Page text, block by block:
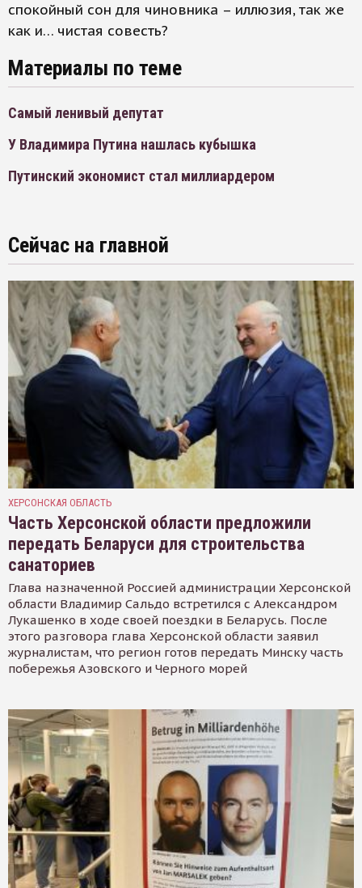
спокойный сон для чиновника – иллюзия, так же
как и… чистая совесть?
Материалы по теме
Самый ленивый депутат
У Владимира Путина нашлась кубышка
Путинский экономист стал миллиардером
Сейчас на главной
ХЕРСОНСКАЯ ОБЛАСТЬ
Часть Херсонской области предложили
передать Беларуси для строительства
санаториев
Глава назначенной Россией администрации Херсонской
области Владимир Сальдо встретился с Александром
Лукашенко в ходе своей поездки в Беларусь. После
этого разговора глава Херсонской области заявил
журналистам, что регион готов передать Минску часть
побережья Азовского и Черного морей